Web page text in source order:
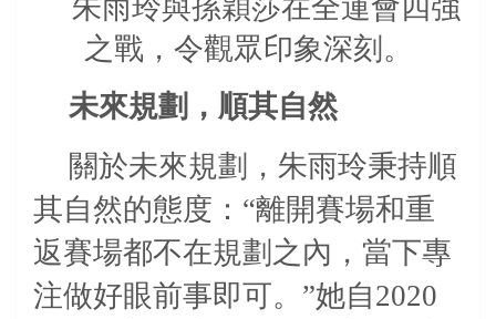
之戰，令觀眾印象深刻。
未來規劃，順其自然
關於未來規劃，朱雨玲秉持順
其自然的態度：“離開賽場和重
返賽場都不在規劃之內，當下專
注做好眼前事即可。”她自2020